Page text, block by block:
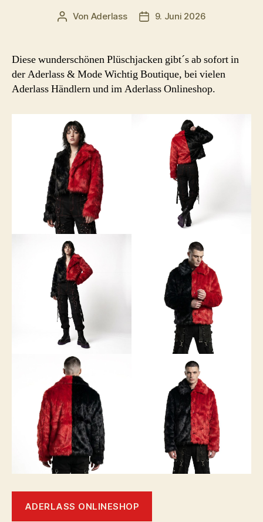
Beitragsautor
Von Aderlass Beitragsdatum
9. Juni 2026
Diese wunderschönen Plüschjacken gibt´s ab sofort in
der Aderlass & Mode Wichtig Boutique, bei vielen
Aderlass Händlern und im Aderlass Onlineshop.
ADERLASS ONLINESHOP